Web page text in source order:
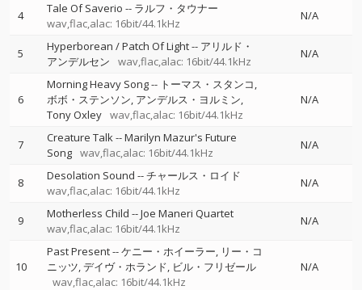
4 Tale Of Saverio -- ラルフ・タウナー
wav,flac,alac: 16bit/44.1kHz
N/A
5 Hyperborean / Patch Of Light-- アリルド・
アンデルセン
wav,flac,alac: 16bit/44.1kHz
N/A
6
Morning Heavy Song-- トーマス・スタンコ
ボボ・ステンソン アンデルス・ヨルミン
Tony Oxley wav,flac,alac: 16bit/44.1kHz
N/A
7 Creature Talk--Marilyn Mazur's Future
Song wav,flac,alac: 16bit/44.1kHz
N/A
8 Desolation Sound --チャールス・ロイド
wav,flac,alac: 16bit/44.1kHz
N/A
9 Motherless Child --Joe Maneri Quartet
wav,flac,alac: 16bit/44.1kHz
N/A
10
Past Present--ケニー・ホイーラー リー・コ
ニッツ デイヴ・ホランド ビル・フリゼール
wav,flac,alac: 16bit/44.1kHz
N/A